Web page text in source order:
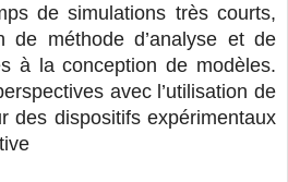
de simulations très courts,
de méthode d’analyse et de
à la conception de modèles.
avec l’utilisation de
des dispositifs expérimentaux